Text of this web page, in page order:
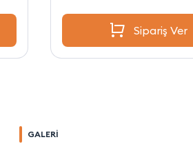
Sipariş Ver
GALERİ